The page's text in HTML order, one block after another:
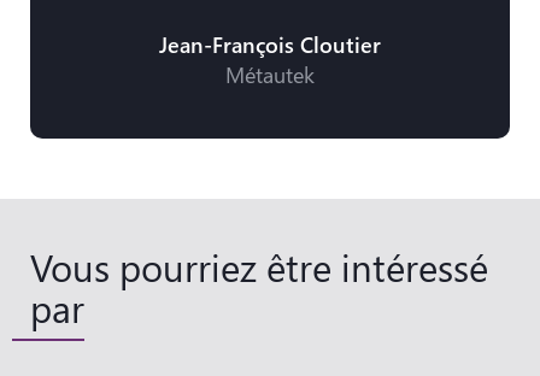
Jean-François Cloutier
Métautek
Vous pourriez être intéressé
par